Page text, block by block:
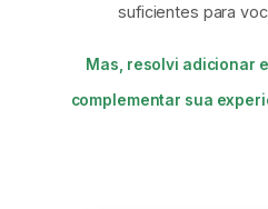
suficientes para
Mas, resolvi adicionar
complementar sua